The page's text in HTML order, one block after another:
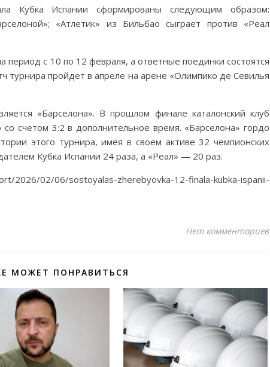
Кубка Испании сформированы следующим образом:
«Атлетик» из Бильбао сыграет против «Реал
с 10 по 12 февраля, а ответные поединки состоятся
пройдет в апреле на арене «Олимпико де Севилья
«Барселона». В прошлом финале каталонский клуб
счетом 3:2 в дополнительное время. «Барселона» гордо
этого турнира, имея в своем активе 32 чемпионских
Кубка Испании 24 раза, а «Реал» — 20 раз.
06/sostoyalas-zherebyovka-12-finala-kubka-ispanii-
Нет комментариев
МОЖЕТ ПОНРАВИТЬСЯ